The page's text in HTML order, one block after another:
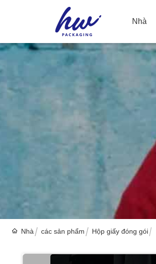
Nhà
Nhà các sản phẩm Hộp giấy đóng gói